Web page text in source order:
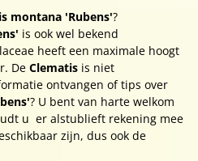
montana 'Rubens'?
is ook wel bekend
heeft een maximale hoogt
De Clematis is niet
ontvangen of tips over
? U bent van harte welkom
u er alstublieft rekening mee
zijn, dus ook de